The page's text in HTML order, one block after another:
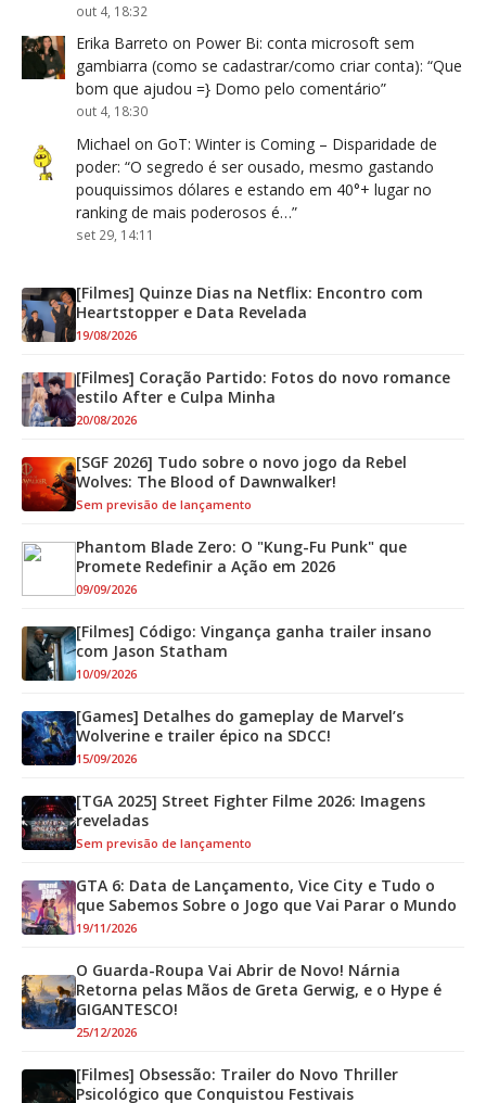
out 4, 18:32
Erika Barreto on Power Bi: conta microsoft sem
gambiarra (como se cadastrar/como criar conta): “Que
bom que ajudou =} Domo pelo comentário”
out 4, 18:30
Michael on GoT: Winter is Coming – Disparidade de
poder: “O segredo é ser ousado, mesmo gastando
pouquissimos dólares e estando em 40°+ lugar no
ranking de mais poderosos é…”
set 29, 14:11
[Filmes] Quinze Dias na Netflix: Encontro com
Heartstopper e Data Revelada
19/08/2026
[Filmes] Coração Partido: Fotos do novo romance
estilo After e Culpa Minha
20/08/2026
[SGF 2026] Tudo sobre o novo jogo da Rebel
Wolves: The Blood of Dawnwalker!
Sem previsão de lançamento
Phantom Blade Zero: O "Kung-Fu Punk" que
Promete Redefinir a Ação em 2026
09/09/2026
[Filmes] Código: Vingança ganha trailer insano
com Jason Statham
10/09/2026
[Games] Detalhes do gameplay de Marvel’s
Wolverine e trailer épico na SDCC!
15/09/2026
[TGA 2025] Street Fighter Filme 2026: Imagens
reveladas
Sem previsão de lançamento
GTA 6: Data de Lançamento, Vice City e Tudo o
que Sabemos Sobre o Jogo que Vai Parar o Mundo
19/11/2026
O Guarda-Roupa Vai Abrir de Novo! Nárnia
Retorna pelas Mãos de Greta Gerwig, e o Hype é
GIGANTESCO!
25/12/2026
[Filmes] Obsessão: Trailer do Novo Thriller
Psicológico que Conquistou Festivais